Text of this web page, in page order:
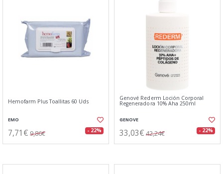
Hemofarm Plus Toallitas 60 Uds
EMO
7,71€ 9,86€ - 22%
Genové Rederm Loción Corporal
Regeneradora 10% Aha 250ml
GENOVE
33,03€ 42,24€ - 22%